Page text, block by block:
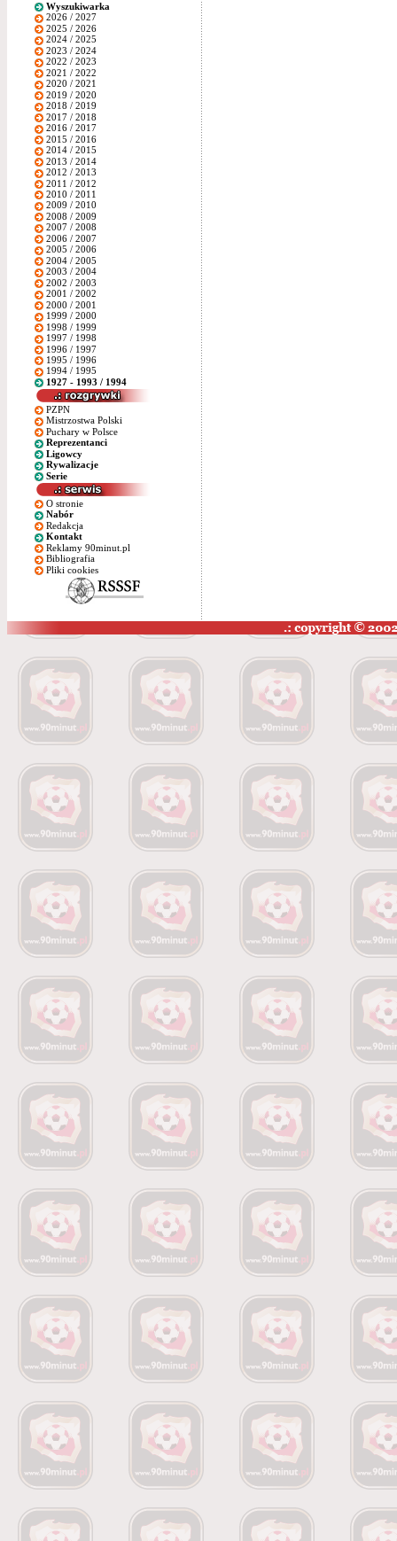
Wyszukiwarka
2026 / 2027
2025 / 2026
2024 / 2025
2023 / 2024
2022 / 2023
2021 / 2022
2020 / 2021
2019 / 2020
2018 / 2019
2017 / 2018
2016 / 2017
2015 / 2016
2014 / 2015
2013 / 2014
2012 / 2013
2011 / 2012
2010 / 2011
2009 / 2010
2008 / 2009
2007 / 2008
2006 / 2007
2005 / 2006
2004 / 2005
2003 / 2004
2002 / 2003
2001 / 2002
2000 / 2001
1999 / 2000
1998 / 1999
1997 / 1998
1996 / 1997
1995 / 1996
1994 / 1995
1927 - 1993 / 1994
PZPN
Mistrzostwa Polski
Puchary w Polsce
Reprezentanci
Ligowcy
Rywalizacje
Serie
O stronie
Nabór
Redakcja
Kontakt
Reklamy 90minut.pl
Bibliografia
Pliki cookies